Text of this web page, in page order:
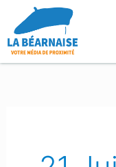
contenu